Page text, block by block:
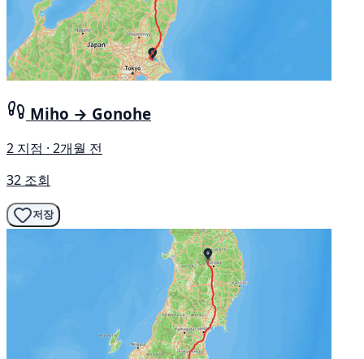
Miho → Gonohe
2 지점 · 2개월 전
32 조회
저장